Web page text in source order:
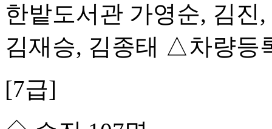
한밭도서관 가영순, 김
김재승, 김종태 △차량등
[7급]